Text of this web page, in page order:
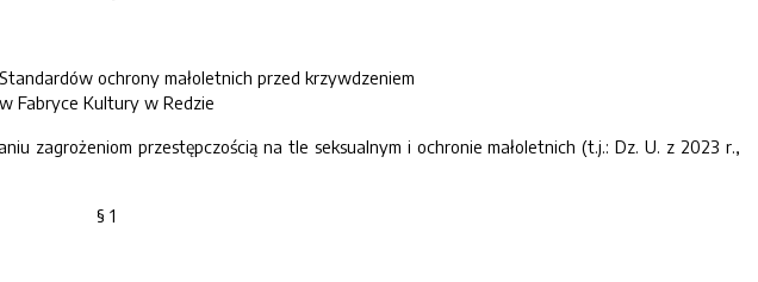
ochrony małoletnich przed krzywdzeniem
w Fabryce Kultury w Redzie
zagrożeniom przestępczością na tle seksualnym i ochronie małoletnich (t.j.: Dz. U. z 2023 r.,
§ 1